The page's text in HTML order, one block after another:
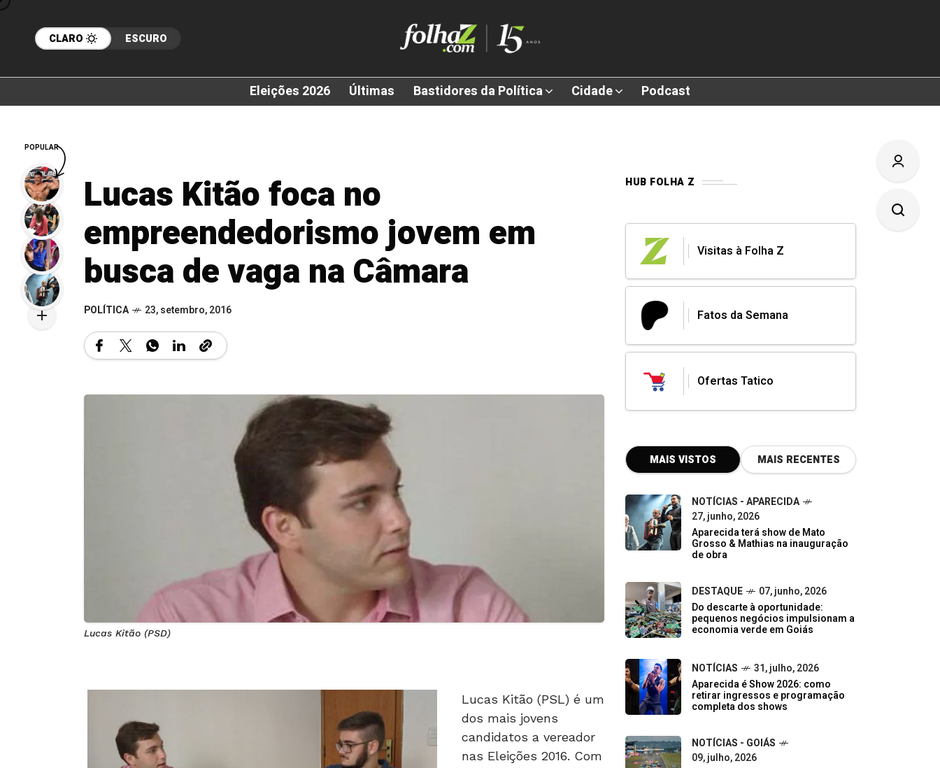
CLARO ESCURO
Eleições 2026 Últimas Bastidores da Política Cidade Podcast
Lucas Kitão foca no
empreendedorismo jovem em
busca de vaga na Câmara
POLÍTICA 23, setembro, 2016
Lucas Kitão (PSD)
Lucas Kitão (PSL) é um
dos mais jovens
candidatos a vereador
nas Eleições 2016. Com
HUB FOLHA Z
Visitas à Folha Z
Fatos da Semana
Ofertas Tatico
MAIS VISTOS MAIS RECENTES
NOTÍCIAS - APARECIDA
27, junho, 2026
Aparecida terá show de Mato
Grosso & Mathias na inauguração
de obra
DESTAQUE
07, junho, 2026
Do descarte à oportunidade:
pequenos negócios impulsionam a
economia verde em Goiás
NOTÍCIAS
31, julho, 2026
Aparecida é Show 2026: como
retirar ingressos e programação
completa dos shows
NOTÍCIAS - GOIÁS
09, julho, 2026
POPULAR